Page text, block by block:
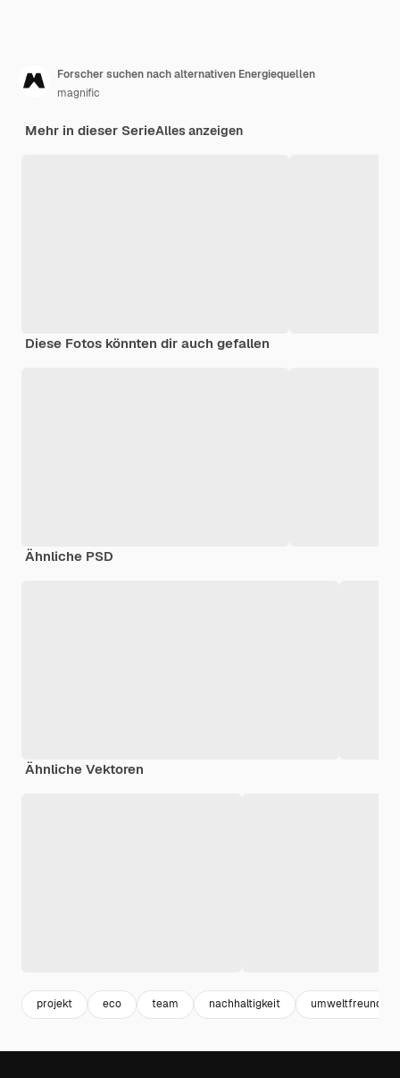
Forscher suchen nach alternativen Energiequellen
magnific
Mehr in dieser SerieAlles anzeigen
Diese Fotos könnten dir auch gefallen
Ähnliche PSD
Ähnliche Vektoren
projekt eco team nachhaltigkeit umweltfreundlich